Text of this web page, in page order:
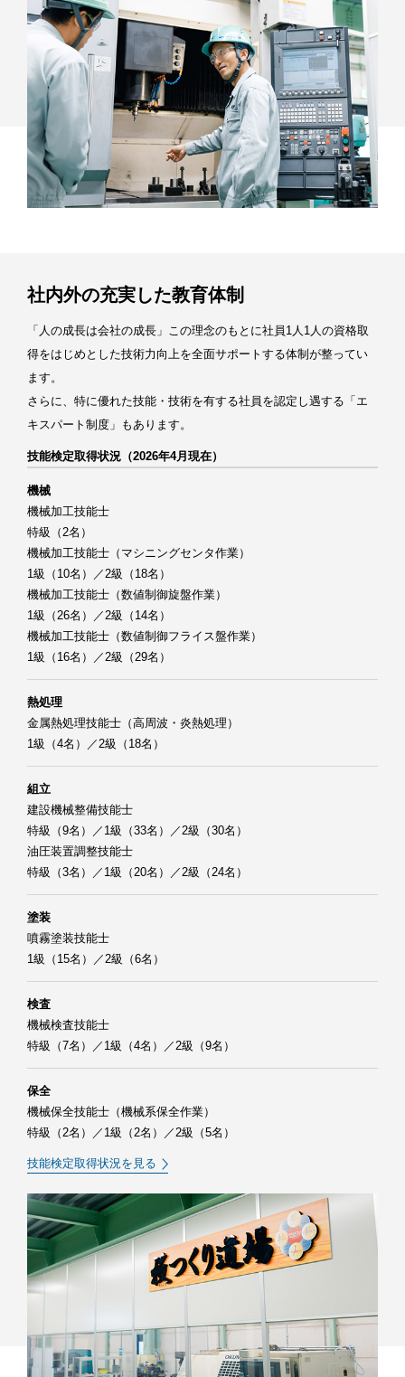
社内外の充実した教育体制
「人の成長は会社の成長」この理念のもとに社員1人1人の資格取
得をはじめとした技術力向上を全面サポートする体制が整ってい
ます。
さらに、特に優れた技能・技術を有する社員を認定し遇する「エ
キスパート制度」もあります。
技能検定取得状況（2026年4月現在）
機械
機械加工技能士
特級（2名）
機械加工技能士（マシニングセンタ作業）
1級（10名）／2級（18名）
機械加工技能士（数値制御旋盤作業）
1級（26名）／2級（14名）
機械加工技能士（数値制御フライス盤作業）
1級（16名）／2級（29名）
熱処理
金属熱処理技能士（高周波・炎熱処理）
1級（4名）／2級（18名）
組立
建設機械整備技能士
特級（9名）／1級（33名）／2級（30名）
油圧装置調整技能士
特級（3名）／1級（20名）／2級（24名）
塗装
噴霧塗装技能士
1級（15名）／2級（6名）
検査
機械検査技能士
特級（7名）／1級（4名）／2級（9名）
保全
機械保全技能士（機械系保全作業）
特級（2名）／1級（2名）／2級（5名）
技能検定取得状況を見る